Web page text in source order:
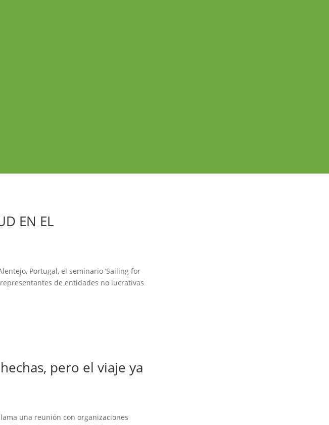
EN EL
Portugal, el seminario ‘Sailing for
de entidades no lucrativas
pero el viaje ya
una reunión con organizaciones